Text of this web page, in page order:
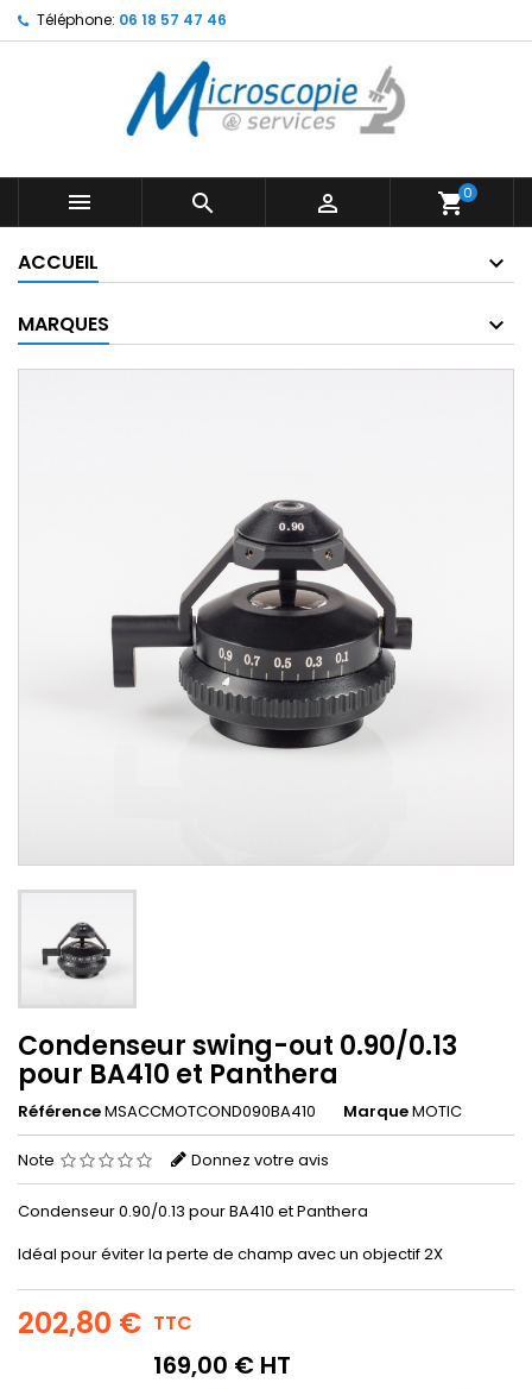
Téléphone: 06 18 57 47 46
   shopping_cart0
ACCUEIL
MARQUES
Condenseur swing-out 0.90/0.13
pour BA410 et Panthera
RéférenceMSACCMOTCOND090BA410 MarqueMOTIC
Note Donnez votre avis
Condenseur 0.90/0.13 pour BA410 et Panthera
Idéal pour éviter la perte de champ avec un objectif 2X
202,80 € TTC
169,00 € HT